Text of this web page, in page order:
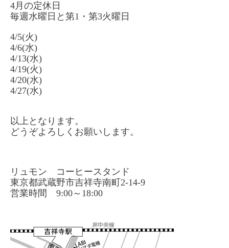
4月の定休日
毎週水曜日と第1・第3火曜日
4/5(火)
4/6(水)
4/13(水)
4/19(火)
4/20(水)
4/27(水)
以上となります。
どうぞよろしくお願いします。
リュモン コーヒースタンド
東京都武蔵野市吉祥寺南町2-14-9
営業時間 9:00～18:00